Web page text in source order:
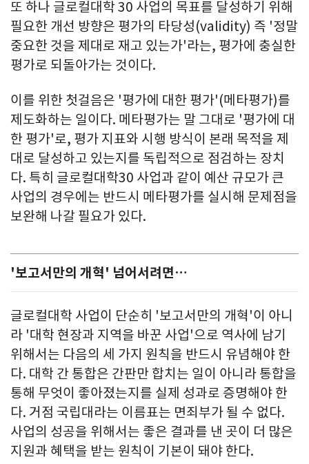
또 하나 글로컬대학 30 사업의 목표를 달성하기 위해
필요한 개선 방향은 평가의 타당성(validity) 즉 '정말
중요한 것을 제대로 재고 있는가'라는, 평가에 충실한
평가로 되돌아가는 것이다.
이를 위한 첫걸음은 '평가에 대한 평가'(메타평가)를
제도화하는 일이다. 메타평가는 말 그대로 '평가에 대
한 평가'로, 평가 지표와 시행 방식이 본래 목적을 제
대로 달성하고 있는지를 독립적으로 점검하는 장치
다. 특히 글로컬대학30 사업과 같이 예산 규모가 큰
사업의 경우에는 반드시 메타평가를 실시해 문제점을
보완해 나갈 필요가 있다.
'보고서만의 개혁' 넘어서려면…
글로컬대학 사업이 단순히 '보고서만의 개혁'이 아니
라 '대학 현장과 지역을 바꾼 사업'으로 역사에 남기
위해서는 다음의 세 가지 원칙을 반드시 유념해야 한
다. 대학 간 통합은 간판만 합치는 일이 아니라 통합을
통해 무엇이 좋아졌는지를 실제 성과로 증명해야 한
다. 거점 국립대라는 이름표는 면죄부가 될 수 없다.
사업의 성공을 위해서는 좋은 결과를 낸 곳이 더 많은
지원과 혜택을 받는 원칙이 기본이 돼야 한다.